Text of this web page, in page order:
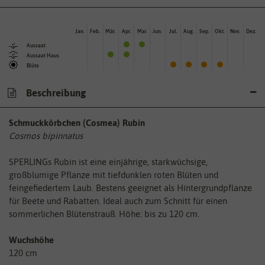
Aussaat
Aussaat Haus
Blüte
Jan. Feb. Mär. Apr. Mai Jun. Jul. Aug. Sep. Okt. Nov. Dez.
Beschreibung
Schmuckkörbchen (Cosmea) Rubin
Cosmos bipinnatus
SPERLINGs Rubin ist eine einjährige, starkwüchsige,
großblumige Pflanze mit tiefdunklen roten Blüten und
feingefiedertem Laub. Bestens geeignet als Hintergrundpflanze
für Beete und Rabatten. Ideal auch zum Schnitt für einen
sommerlichen Blütenstrauß. Höhe: bis zu 120 cm.
Wuchshöhe
120 cm